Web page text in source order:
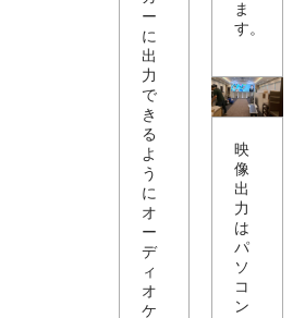
ー
に
出
力
で
き
る
よ
う
に
オ
ー
デ
ィ
オ
ケ
ま
す。
映
像
出
力
は
パ
ソ
コ
ン